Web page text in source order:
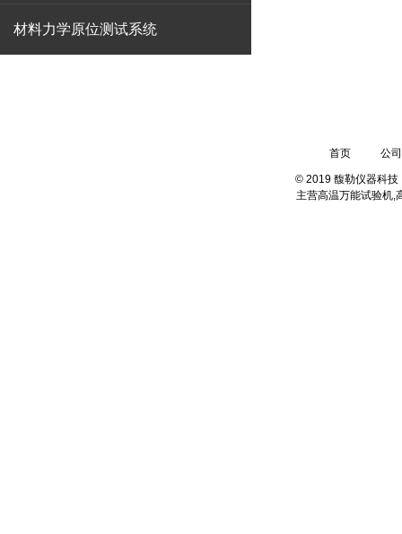
材料力学原位测试系统
首页 公
© 2019 馥勒仪器科技
主营高温万能试验机,